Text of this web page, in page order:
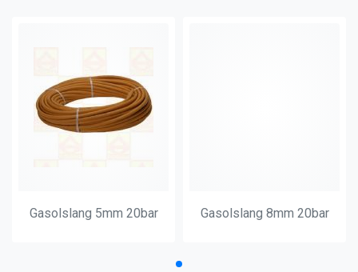
Gasolslang 5mm 20bar Gasolslang 8mm 20bar